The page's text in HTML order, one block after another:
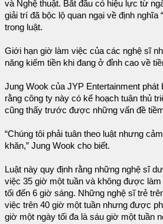
và Nghệ thuật. Bắt đầu có hiệu lực từ
giải trí đã bộc lộ quan ngại về định nghĩa
trong luật.
Giới hạn giờ làm việc của các nghệ sĩ
năng kiếm tiền khi đang ở đỉnh cao về
Jung Wook của JYP Entertainment phát
rằng công ty này có kế hoạch tuân thủ
cũng thấy trước được những vấn đề
“Chúng tôi phải tuân theo luật nhưng
khăn,” Jung Wook cho biết.
Luật này quy định rằng những nghệ sĩ
việc 35 giờ một tuần và không được
tối đến 6 giờ sáng. Những nghệ sĩ trẻ
việc trên 40 giờ một tuần nhưng được
giờ một ngày tối đa là sáu giờ một tuần